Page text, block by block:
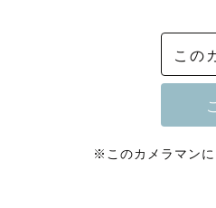
7月・8月 室内での撮影のみ
9月〜12月 撮影できません✖️
撮影をご検討していただい
この
※このカメラマンに